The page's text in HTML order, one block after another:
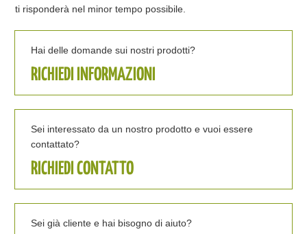
ti risponderà nel minor tempo possibile.
Hai delle domande sui nostri prodotti?
RICHIEDI INFORMAZIONI
Sei interessato da un nostro prodotto e vuoi essere
contattato?
RICHIEDI CONTATTO
Sei già cliente e hai bisogno di aiuto?